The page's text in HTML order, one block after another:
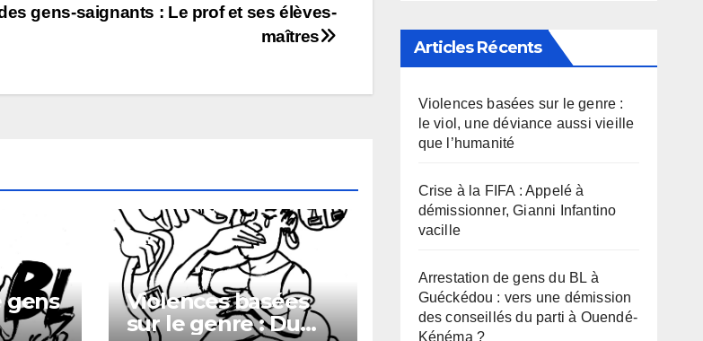
gens-saignants : Le prof et ses élèves-
maîtres
gens
Violences basées
sur le genre : Du
Articles Récents
Violences basées sur le genre :
le viol, une déviance aussi vieille
que l’humanité
Crise à la FIFA : Appelé à
démissionner, Gianni Infantino
vacille
Arrestation de gens du BL à
Guéckédou : vers une démission
des conseillés du parti à Ouendé-
Kénéma ?